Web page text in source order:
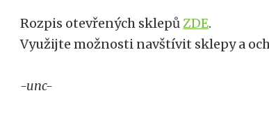
Rozpis otevřených sklepůZDE.
Využijte možnosti navštívit sklepy a
-unc-